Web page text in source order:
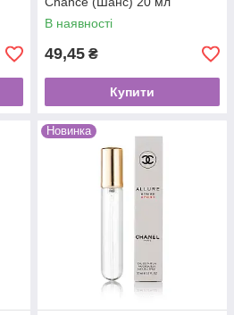
В наявності
49,45 ₴
Купити
Новинка